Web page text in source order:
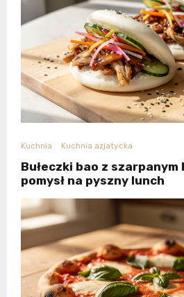
Kuchnia Kuchnia azjatycka
Bułeczki bao z szarpanym
pomysł na pyszny lunch